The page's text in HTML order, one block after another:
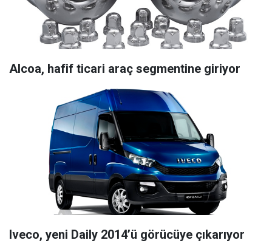
Alcoa, hafif ticari araç segmentine giriyor
Iveco, yeni Daily 2014’ü görücüye çıkarıyor